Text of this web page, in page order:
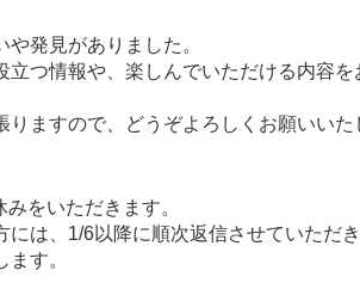
発見がありました。
つ情報や、楽しんでいただける内容を
ますので、どうぞよろしくお願いいた
をいただきます。
は、1/6以降に順次返信させていただき
す。